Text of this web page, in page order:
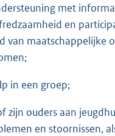
met
en
van maatschappelijke
in een groep;
zijn ouders aan
en stoornissen,